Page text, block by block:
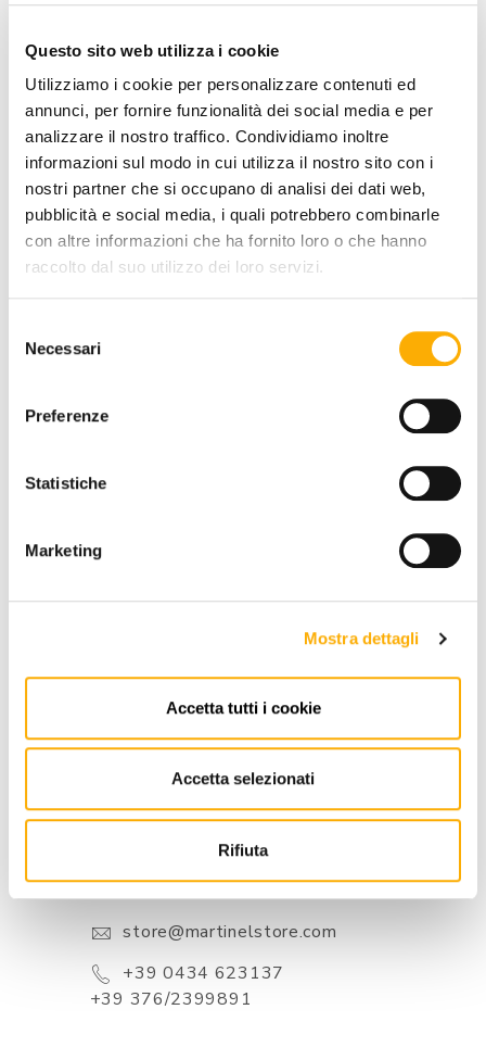
Questo sito web utilizza i cookie
Utilizziamo i cookie per personalizzare contenuti ed
annunci, per fornire funzionalità dei social media e per
analizzare il nostro traffico. Condividiamo inoltre
informazioni sul modo in cui utilizza il nostro sito con i
nostri partner che si occupano di analisi dei dati web,
pubblicità e social media, i quali potrebbero combinarle
con altre informazioni che ha fornito loro o che hanno
raccolto dal suo utilizzo dei loro servizi.
delNecessari
Preferenze
Statistiche
Marketing
Mostra dettagli
Accetta tutti i cookie
Accetta selezionati
Rifiuta
STRUKTUR AUSFÜHRUNG:
+0€
MENGE:
INFORMATIONEN
KONTAKTE
Via Pordenone, 1 - Poincicco Di
Zoppola 33080 (PN) - Italia
store@martinelstore.com
+39 0434 623137
+39 376/2399891